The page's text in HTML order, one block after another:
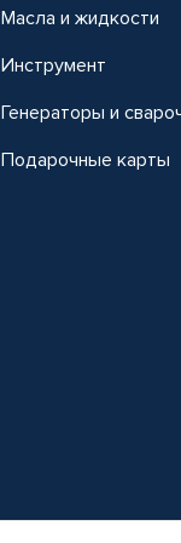
Масла и жидкости
Инструмент
Генераторы и
Подарочные карты